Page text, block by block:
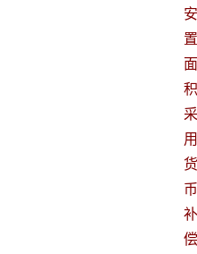
安
置
面
积
采
用
货
币
补
偿